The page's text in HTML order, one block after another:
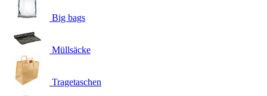
Big bags
Müllsäcke
Tragetaschen